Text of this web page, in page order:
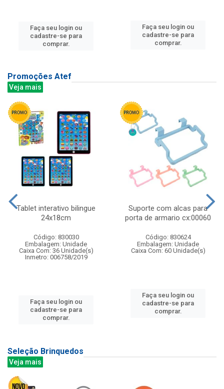
Faça seu login ou
cadastre-se para
comprar.
Faça seu login ou
cadastre-se para
comprar.
Promoções Atef
Veja mais
Tablet interativo bilingue
24x18cm
Código: 830030
Embalagem: Unidade
Caixa Com: 36 Unidade(s)
Inmetro: 006758/2019
Faça seu login ou
cadastre-se para
comprar.
Suporte com alcas para
porta de armario cx:00060
Código: 830624
Embalagem: Unidade
Caixa Com: 60 Unidade(s)
Faça seu login ou
cadastre-se para
comprar.
Seleção Brinquedos
Veja mais